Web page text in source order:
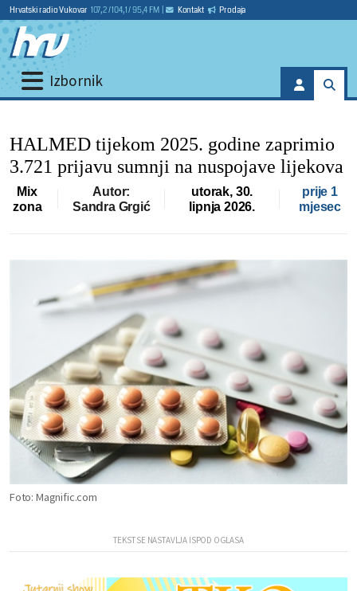
Hrvatski radio Vukovar 107,2 / 104,1 / 95,4 FM Kontakt Prodaja
Izbornik
HALMED tijekom 2025. godine zaprimio
3.721 prijavu sumnji na nuspojave lijekova
Mix
zona
Autor:
Sandra Grgić
utorak, 30.
lipnja 2026.
prije 1
mjesec
Foto: Magnific.com